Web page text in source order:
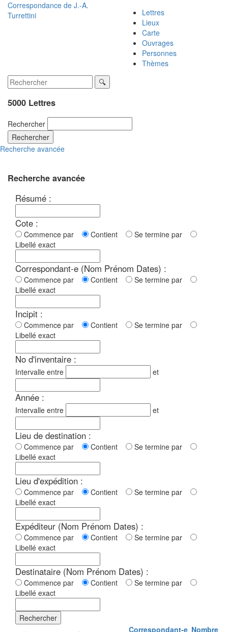
Correspondance de J.-A.
Turrettini
Lettres
Lieux
Carte
Ouvrages
Personnes
Thèmes
5000 Lettres
Rechercher
Rechercher
Recherche avancée
Recherche avancée
Résumé :
Cote :
Commence par Contient
Se termine par
Libellé exact
Correspondant-e (Nom Prénom Dates) :
Commence par Contient
Se termine par
Libellé exact
Incipit :
Commence par Contient
Se termine par
Libellé exact
No d'inventaire :
Intervalle entre et
Année :
Intervalle entre et
Lieu de destination :
Commence par Contient
Se termine par
Libellé exact
Lieu d'expédition :
Commence par Contient
Se termine par
Libellé exact
Expéditeur (Nom Prénom Dates) :
Commence par Contient
Se termine par
Libellé exact
Destinataire (Nom Prénom Dates) :
Commence par Contient
Se termine par
Libellé exact
Rechercher
Correspondant-e Nombre